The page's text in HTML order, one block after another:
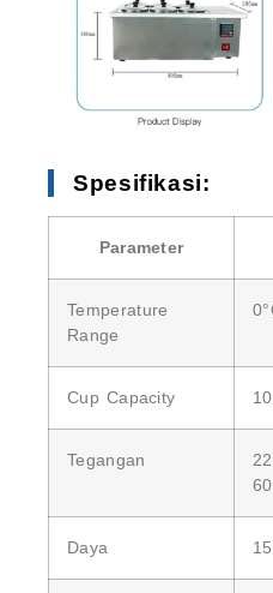
Spesifikasi:
Parameter
Temperature
Range
Cup Capacity
Tegangan
Daya